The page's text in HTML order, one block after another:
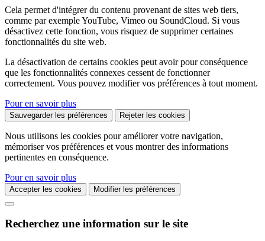
Cela permet d'intégrer du contenu provenant de sites web tiers,
comme par exemple YouTube, Vimeo ou SoundCloud. Si vous
désactivez cette fonction, vous risquez de supprimer certaines
fonctionnalités du site web.
La désactivation de certains cookies peut avoir pour conséquence
que les fonctionnalités connexes cessent de fonctionner
correctement. Vous pouvez modifier vos préférences à tout moment.
Pour en savoir plus
Sauvegarder les préférences Rejeter les cookies
Nous utilisons les cookies pour améliorer votre navigation,
mémoriser vos préférences et vous montrer des informations
pertinentes en conséquence.
Pour en savoir plus
Accepter les cookies Modifier les préférences
Recherchez une information sur le site